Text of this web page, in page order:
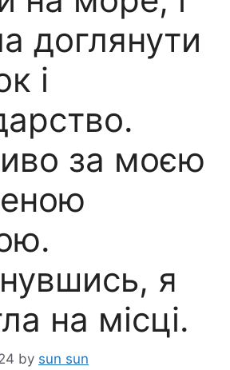
доглянути
і
за моєю
я
на місці.
by sun sun